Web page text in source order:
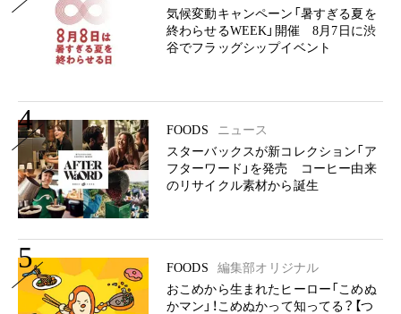
気候変動キャンペーン「暑すぎる夏を
終わらせるWEEK」開催 8月7日に渋
谷でフラッグシップイベント
4 FOODS
ニュース
スターバックスが新コレクション「ア
フターワード」を発売 コーヒー由来
のリサイクル素材から誕生
5 FOODS
編集部オリジナル
おこめから生まれたヒーロー「こめぬ
かマン」！こめぬかって知ってる？【つ